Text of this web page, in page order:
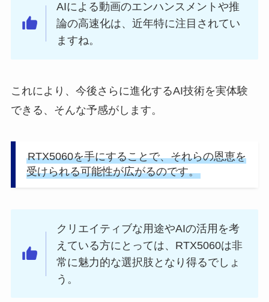
AIによる動画のエンハンスメントや推
論の高速化は、近年特に注目されてい
ますね。
これにより、今後さらに進化するAI技術を実体験
できる、そんな予感がします。
RTX5060を手にすることで、それらの恩恵を
受けられる可能性が広がるのです。
クリエイティブな用途やAIの活用を考
えている方にとっては、RTX5060は非
常に魅力的な選択肢となり得るでしょ
う。